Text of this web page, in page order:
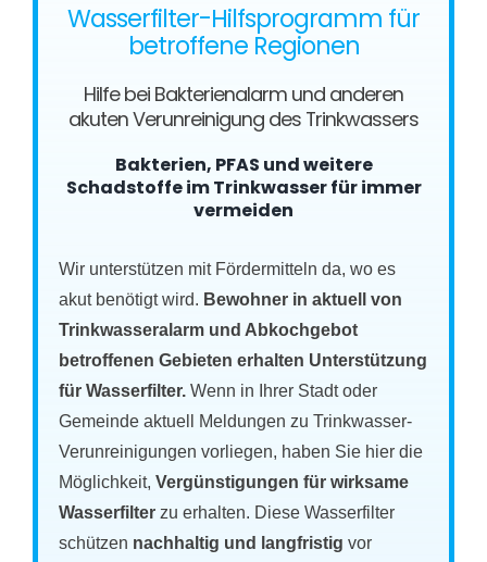
Wasserfilter-Hilfsprogramm für
betroffene Regionen
Hilfe bei Bakterienalarm und anderen
akuten Verunreinigung des Trinkwassers
Bakterien, PFAS und weitere
Schadstoffe im Trinkwasser für immer
vermeiden
Wir unterstützen mit Fördermitteln da, wo es
akut benötigt wird. Bewohner in aktuell von
Trinkwasseralarm und Abkochgebot
betroffenen Gebieten erhalten Unterstützung
für Wasserfilter.Wenn in Ihrer Stadt oder
Gemeinde aktuell Meldungen zu Trinkwasser-
Verunreinigungen vorliegen, haben Sie hier die
Möglichkeit,Vergünstigungen für wirksame
Wasserfilter zu erhalten. Diese Wasserfilter
schützen nachhaltig und langfristig vor